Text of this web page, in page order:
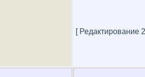
[ Редактирование